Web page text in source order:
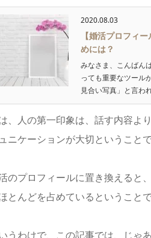
2020.08.03
【婚活プロフィ
めには？
みなさま、こんばん
っても重要なツール
見合い写真」と言わ
、人の第一印象は、話す内容よ
ニケーションが大切ということで
のプロフィールに置き換えると
とんどを占めているということで
うわけで、この記事では、じゃ